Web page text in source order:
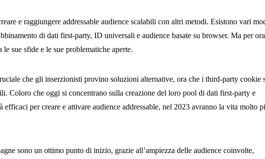
e raggiungere addressable audience scalabili con altri metodi. Esistono vari
di dati first-party, ID universali e audience basate su browser. Ma per
le sue sfide e le sue problematiche aperte.
che gli inserzionisti provino soluzioni alternative, ora che i third-party cookie
Coloro che oggi si concentrano sulla creazione del loro pool di dati first-party e
efficaci per creare e attivare audience addressable, nel 2023 avranno la vita molto
sono un ottimo punto di inizio, grazie all’ampiezza delle audience coinvolte,